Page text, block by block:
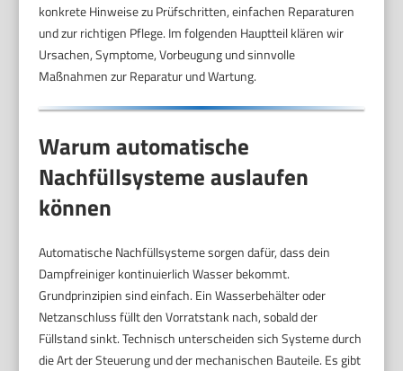
konkrete Hinweise zu Prüfschritten, einfachen Reparaturen
und zur richtigen Pflege. Im folgenden Hauptteil klären wir
Ursachen, Symptome, Vorbeugung und sinnvolle
Maßnahmen zur Reparatur und Wartung.
Warum automatische
Nachfüllsysteme auslaufen
können
Automatische Nachfüllsysteme sorgen dafür, dass dein
Dampfreiniger kontinuierlich Wasser bekommt.
Grundprinzipien sind einfach. Ein Wasserbehälter oder
Netzanschluss füllt den Vorratstank nach, sobald der
Füllstand sinkt. Technisch unterscheiden sich Systeme durch
die Art der Steuerung und der mechanischen Bauteile. Es gibt